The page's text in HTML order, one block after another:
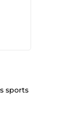
sports